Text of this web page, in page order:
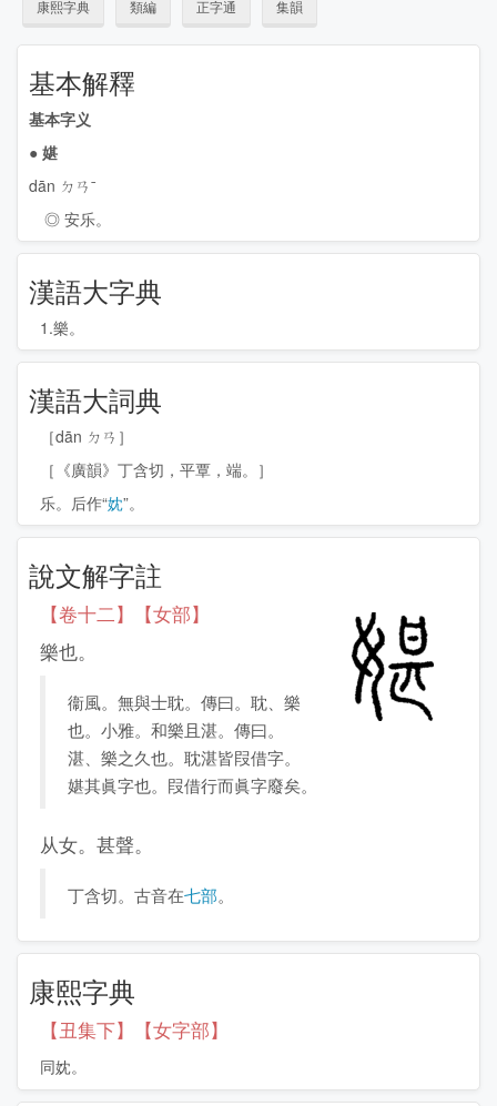
康熙字典 類編 正字通 集韻
基本解釋
基本字义
● 媅
dān ㄉㄢˉ
◎ 安乐。
漢語大字典
1.樂。
漢語大詞典
［dān ㄉㄢ］
［《廣韻》丁含切，平覃，端。］
乐。后作“妉”。
說文解字註
【卷十二】【女部】
樂也。
衞風。無與士耽。傳曰。耽、樂
也。小雅。和樂且湛。傳曰。
湛、樂之久也。耽湛皆叚借字。
媅其眞字也。叚借行而眞字廢矣。
从女。甚聲。
丁含切。古音在七部。
康熙字典
【丑集下】【女字部】
同妉。